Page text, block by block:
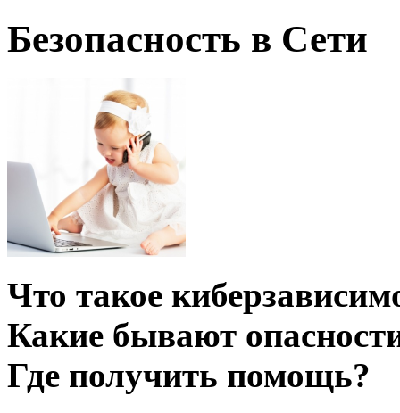
Безопасность в Сети
Что такое
Какие бывают
Где получить помощь?